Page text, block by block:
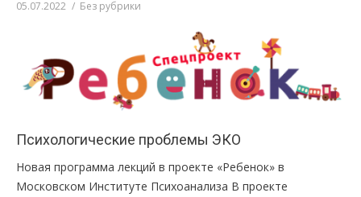
05.07.2022 Без рубрики
Психологические проблемы ЭКО
Новая программа лекций в проекте «Ребенок» в
Московском Институте Психоанализа В проекте